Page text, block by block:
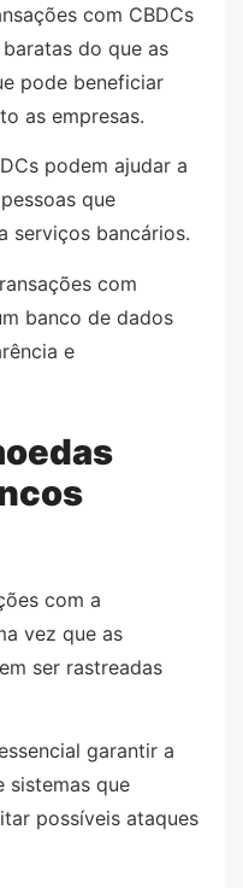
com CBDCs
do que as
pode beneficiar
as empresas.
podem ajudar a
que
serviços bancários.
com
banco de dados
e
com a
vez que as
ser rastreadas
garantir a
sistemas que
possíveis ataques